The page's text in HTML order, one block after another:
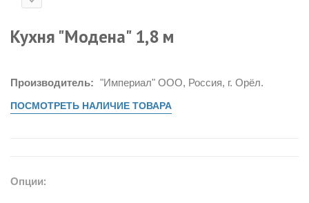
Кухня "Модена" 1,8 м
Производитель: "Империал" ООО, Россия, г. Орёл.
ПОСМОТРЕТЬ НАЛИЧИЕ ТОВАРА
Опции: